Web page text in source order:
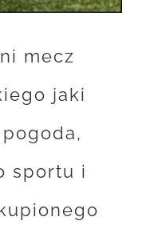
mecz
jaki
sportu i